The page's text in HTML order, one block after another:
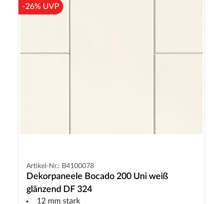
-26% UVP
Artikel-Nr.: B4100078
Dekorpaneele Bocado 200 Uni weiß
glänzend DF 324
12 mm stark